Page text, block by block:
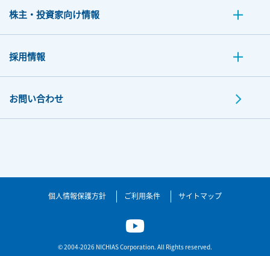
株主・投資家向け情報
採用情報
お問い合わせ
個人情報保護方針 ご利用条件 サイトマップ
© 2004-2026 NICHIAS Corporation. All Rights reserved.